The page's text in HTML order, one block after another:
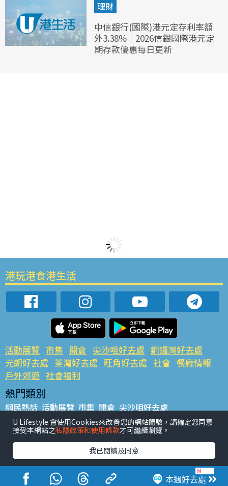
理財
中信銀行(國際)港元定存利率額
外3.38%｜2026信銀國際港元定
期存款優惠每日更新
本週好去處
港玩港食港生活
活動展覽 市集 開倉 尖沙咀好去處 銅鑼灣好去處
元朗好去處 荃灣好去處 旺角好去處 社會 餐廳情報
戶外郊遊 社會福利
熱門類別
網民熱話 活動展覽 市集 開倉 尖沙咀好去處
銅鑼灣好去處 元朗好去處 荃灣好去處 旺角好去處 社會
餐廳情報 戶外郊遊
熱門標籤
#UGO搵好去處 #人氣活動推介 #美食社群熱話
#親子玩樂好去處
#ULifestyle應用程式
#限時搶
U Lifestyle 會使用Cookies來改善您的網站體驗，請確定您同意
接受本網站之私隱政策和使用條款才可繼續瀏覽。
我已閱讀及同意